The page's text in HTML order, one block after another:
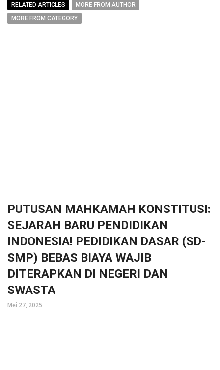
RELATED ARTICLES
MORE FROM AUTHOR
MORE FROM CATEGORY
PUTUSAN MAHKAMAH KONSTITUSI:
SEJARAH BARU PENDIDIKAN
INDONESIA! PEDIDIKAN DASAR (SD-
SMP) BEBAS BIAYA WAJIB
DITERAPKAN DI NEGERI DAN
SWASTA
Mei 27, 2025